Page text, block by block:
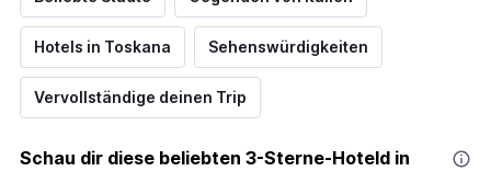
Hotels in Toskana Sehenswürdigkeiten
Vervollständige deinen Trip
Schau dir diese beliebten 3-Sterne-Hoteld in